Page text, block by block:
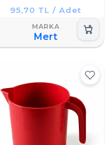
95,70 TL / Adet
Mert